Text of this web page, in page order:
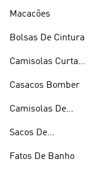
Macacões
Bolsas De Cintura
Camisolas Curtas
Casacos Bomber
Camisolas De
Sacos De
Fatos De Banho